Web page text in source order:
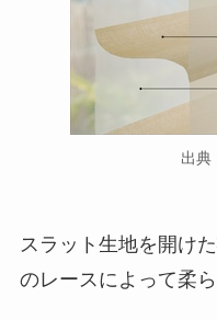
出典
スラット生地を開け
のレースによって柔